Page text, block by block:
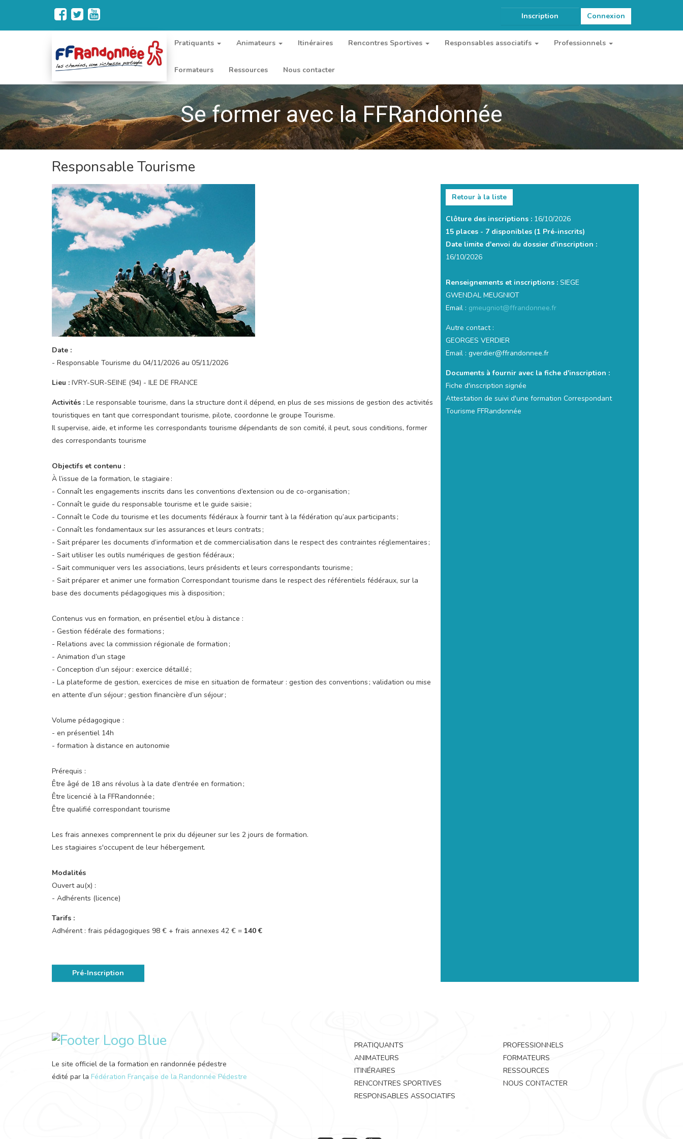
Inscription Connexion
Pratiquants Animateurs Itinéraires Rencontres Sportives Responsables associatifs Professionnels
Formateurs Ressources Nous contacter
Se former avec la FFRandonnée
Responsable Tourisme
Date :
- Responsable Tourisme du 04/11/2026 au 05/11/2026
Lieu : IVRY-SUR-SEINE (94) - ILE DE FRANCE
Activités : Le responsable tourisme, dans la structure dont il dépend, en plus de ses missions de gestion des activités
touristiques en tant que correspondant tourisme, pilote, coordonne le groupe Tourisme.
Il supervise, aide, et informe les correspondants tourisme dépendants de son comité, il peut, sous conditions, former
des correspondants tourisme
Objectifs et contenu :
À l’issue de la formation, le stagiaire :
- Connaît les engagements inscrits dans les conventions d’extension ou de co-organisation ;
- Connaît le guide du responsable tourisme et le guide saisie ;
- Connaît le Code du tourisme et les documents fédéraux à fournir tant à la fédération qu’aux participants ;
- Connaît les fondamentaux sur les assurances et leurs contrats ;
- Sait préparer les documents d’information et de commercialisation dans le respect des contraintes réglementaires ;
- Sait utiliser les outils numériques de gestion fédéraux ;
- Sait communiquer vers les associations, leurs présidents et leurs correspondants tourisme ;
- Sait préparer et animer une formation Correspondant tourisme dans le respect des référentiels fédéraux, sur la
base des documents pédagogiques mis à disposition ;
Contenus vus en formation, en présentiel et/ou à distance :
- Gestion fédérale des formations ;
- Relations avec la commission régionale de formation ;
- Animation d’un stage
- Conception d’un séjour : exercice détaillé ;
- La plateforme de gestion, exercices de mise en situation de formateur : gestion des conventions ; validation ou mise
en attente d’un séjour ; gestion financière d’un séjour ;
Volume pédagogique :
- en présentiel 14h
- formation à distance en autonomie
Prérequis :
Être âgé de 18 ans révolus à la date d’entrée en formation ;
Être licencié à la FFRandonnée ;
Être qualifié correspondant tourisme
Les frais annexes comprennent le prix du déjeuner sur les 2 jours de formation.
Les stagiaires s'occupent de leur hébergement.
Modalités
Ouvert au(x) :
- Adhérents (licence)
Tarifs :
Adhérent : frais pédagogiques 98 € + frais annexes 42 € = 140 €
Pré-Inscription
Retour à la liste
Clôture des inscriptions : 16/10/2026
15 places - 7 disponibles (1 Pré-inscrits)
Date limite d'envoi du dossier d'inscription :
16/10/2026
Renseignements et inscriptions : SIEGE
GWENDAL MEUGNIOT
Email : gmeugniot@ffrandonnee.fr
Autre contact :
GEORGES VERDIER
Email : gverdier@ffrandonnee.fr
Documents à fournir avec la fiche d'inscription :
Fiche d'inscription signée
Attestation de suivi d'une formation Correspondant
Tourisme FFRandonnée
Le site officiel de la formation en randonnée pédestre
édité par la Fédération Française de la Randonnée Pédestre
PRATIQUANTS
ANIMATEURS
ITINÉRAIRES
RENCONTRES SPORTIVES
RESPONSABLES ASSOCIATIFS
PROFESSIONNELS
FORMATEURS
RESSOURCES
NOUS CONTACTER